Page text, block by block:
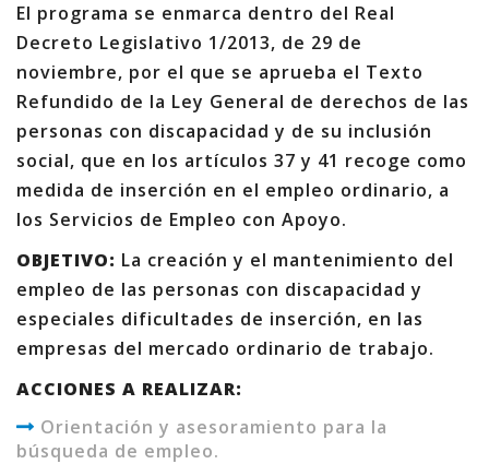
El programa se enmarca dentro del Real
Decreto Legislativo 1/2013, de 29 de
noviembre, por el que se aprueba el Texto
Refundido de la Ley General de derechos de las
personas con discapacidad y de su inclusión
social, que en los artículos 37 y 41 recoge como
medida de inserción en el empleo ordinario, a
los Servicios de Empleo con Apoyo.
OBJETIVO: La creación y el mantenimiento del
empleo de las personas con discapacidad y
especiales dificultades de inserción, en las
empresas del mercado ordinario de trabajo.
ACCIONES A REALIZAR:
Orientación y asesoramiento para la
búsqueda de empleo.